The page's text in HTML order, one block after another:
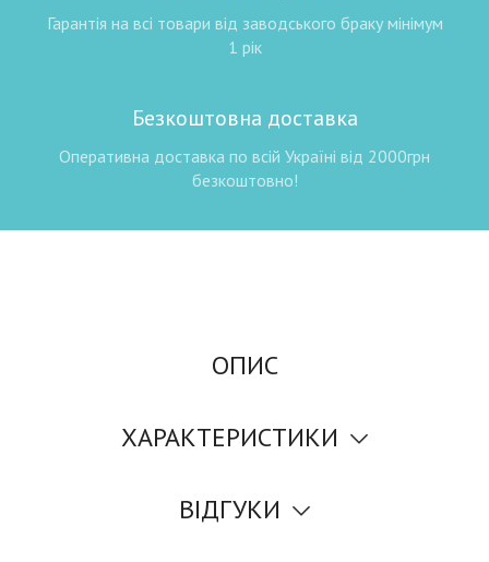
Гарантія на всі товари від заводського браку мінімум
1 рік
Безкоштовна доставка
Оперативна доставка по всій Україні від 2000грн
безкоштовно!
ОПИС
ХАРАКТЕРИСТИКИ
ВІДГУКИ